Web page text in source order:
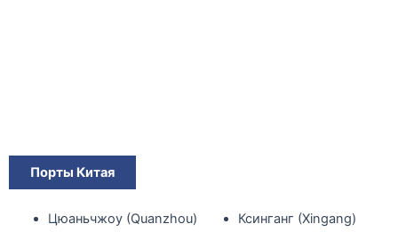
Порты Китая
Цюаньчжоу (Quanzhou) Ксинганг (Xingang)